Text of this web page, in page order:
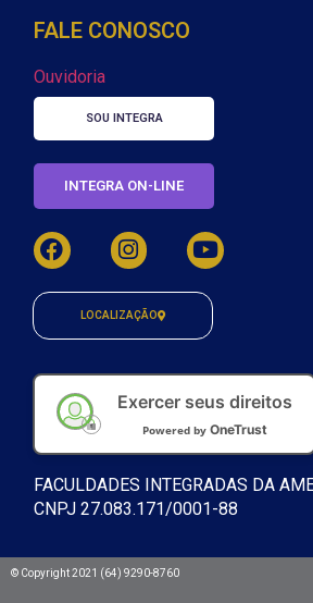
FALE CONOSCO
Ouvidoria
SOU INTEGRA
INTEGRA ON-LINE
LOCALIZAÇÃO
Exercer seus direitos
Powered by OneTrust
FACULDADES INTEGRADAS DA
CNPJ 27.083.171/0001-88
© Copyright 2021 (64) 9290-8760